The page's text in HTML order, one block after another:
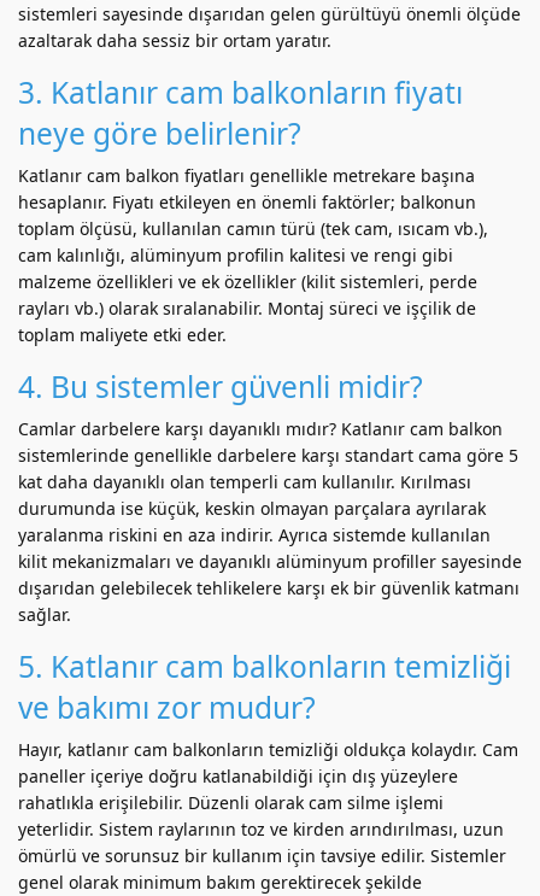
sistemleri sayesinde dışarıdan gelen gürültüyü önemli ölçüde
azaltarak daha sessiz bir ortam yaratır.
3. Katlanır cam balkonların fiyatı
neye göre belirlenir?
Katlanır cam balkon fiyatları genellikle metrekare başına
hesaplanır. Fiyatı etkileyen en önemli faktörler; balkonun
toplam ölçüsü, kullanılan camın türü (tek cam, ısıcam vb.),
cam kalınlığı, alüminyum profilin kalitesi ve rengi gibi
malzeme özellikleri ve ek özellikler (kilit sistemleri, perde
rayları vb.) olarak sıralanabilir. Montaj süreci ve işçilik de
toplam maliyete etki eder.
4. Bu sistemler güvenli midir?
Camlar darbelere karşı dayanıklı mıdır? Katlanır cam balkon
sistemlerinde genellikle darbelere karşı standart cama göre 5
kat daha dayanıklı olan temperli cam kullanılır. Kırılması
durumunda ise küçük, keskin olmayan parçalara ayrılarak
yaralanma riskini en aza indirir. Ayrıca sistemde kullanılan
kilit mekanizmaları ve dayanıklı alüminyum profiller sayesinde
dışarıdan gelebilecek tehlikelere karşı ek bir güvenlik katmanı
sağlar.
5. Katlanır cam balkonların temizliği
ve bakımı zor mudur?
Hayır, katlanır cam balkonların temizliği oldukça kolaydır. Cam
paneller içeriye doğru katlanabildiği için dış yüzeylere
rahatlıkla erişilebilir. Düzenli olarak cam silme işlemi
yeterlidir. Sistem raylarının toz ve kirden arındırılması, uzun
ömürlü ve sorunsuz bir kullanım için tavsiye edilir. Sistemler
genel olarak minimum bakım gerektirecek şekilde